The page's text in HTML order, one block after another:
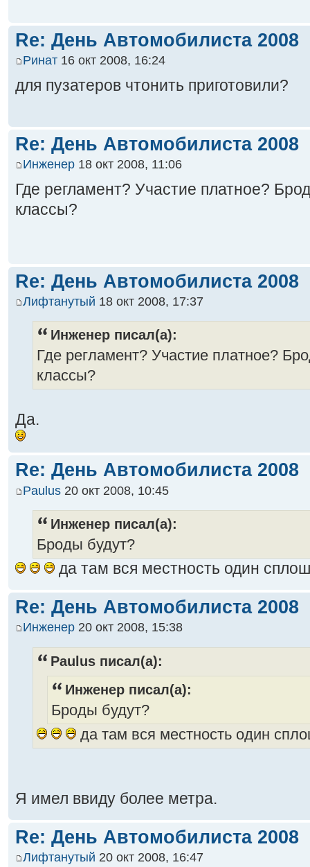
Re: День Автомобилиста 2008
Ринат 16 окт 2008, 16:24
для пузатеров чтонить приготовили?
Re: День Автомобилиста 2008
Инженер 18 окт 2008, 11:06
Где регламент? Участие платное?
классы?
Re: День Автомобилиста 2008
Лифтанутый 18 окт 2008, 17:37
Инженер писал(а):
Где регламент? Участие платное?
классы?
Да.
Re: День Автомобилиста 2008
Paulus 20 окт 2008, 10:45
Инженер писал(а):
Броды будут?
да там вся местность один
Re: День Автомобилиста 2008
Инженер 20 окт 2008, 15:38
Paulus писал(а):
Инженер писал(а):
Броды будут?
да там вся местность один
Я имел ввиду более метра.
Re: День Автомобилиста 2008
Лифтанутый 20 окт 2008, 16:47